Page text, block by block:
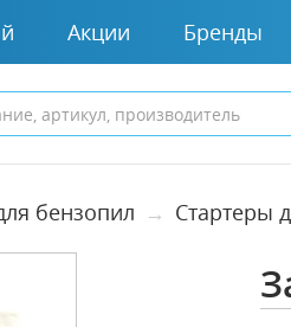
Акции Бренды
бензопил Стартеры